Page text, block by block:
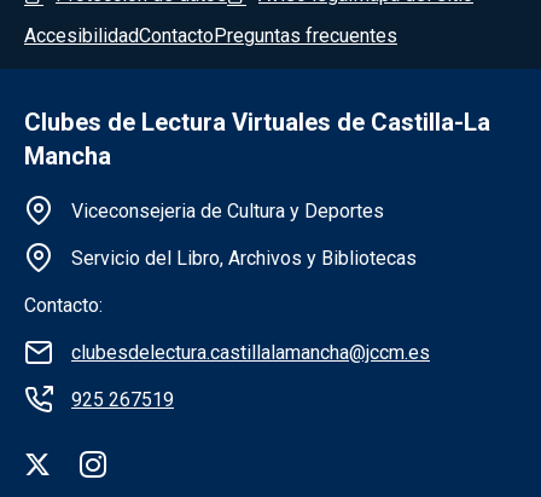
AccesibilidadContactoPreguntas frecuentes
Clubes de Lectura Virtuales de Castilla-La
Mancha
Información de la institución
Viceconsejeria de Cultura y Deportes
Servicio del Libro, Archivos y Bibliotecas
Contacto:
clubesdelectura.castillalamancha@jccm.es
925 267519
Redes sociales institución